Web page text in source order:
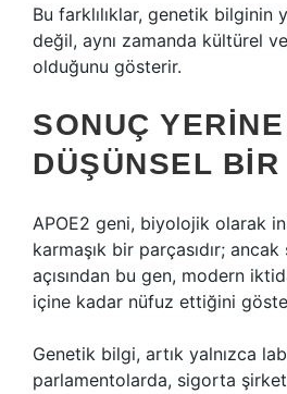
Bu farklılıklar, genetik bilginin
değil, aynı zamanda kültürel
olduğunu gösterir.
SONUÇ YERINE
DÜŞÜNSEL
APOE2 geni, biyolojik olarak
karmaşık bir parçasıdır;
açısından bu gen, modern
içine kadar nüfuz ettiğini
Genetik bilgi, artık yalnızca
parlamentolarda, sigorta